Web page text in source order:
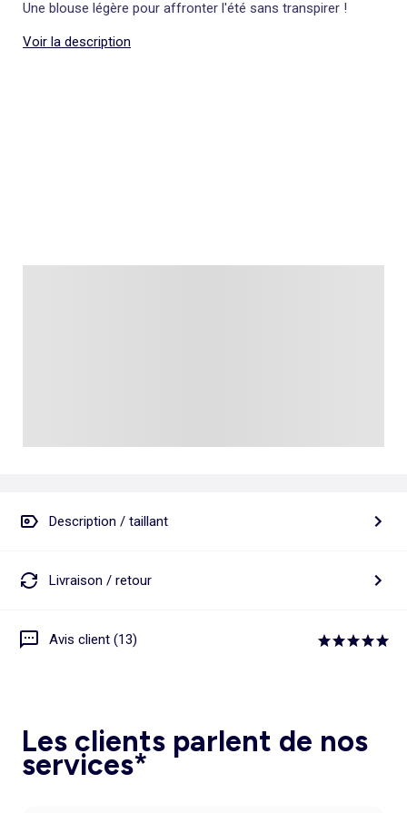
Une blouse légère pour affronter l'été sans transpirer !
Voir la description
Description / taillant
Livraison / retour
Avis client (13)
Les clients parlent de nos
services*